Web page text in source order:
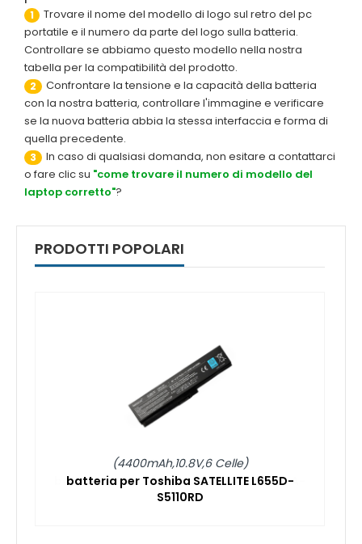
1
Trovare il nome del modello di logo sul retro del pc
portatile e il numero da parte del logo sulla batteria.
Controllare se abbiamo questo modello nella nostra
tabella per la compatibilità del prodotto.
2
Confrontare la tensione e la capacità della batteria
con la nostra batteria, controllare l'immagine e verificare
se la nuova batteria abbia la stessa interfaccia e forma di
quella precedente.
3
In caso di qualsiasi domanda, non esitare a contattarci
o fare clic su "come trovare il numero di modello del
laptop corretto"?
PRODOTTI POPOLARI
(4400mAh,10.8V,6 Celle)
batteria per Toshiba SATELLITE L655D-
S5110RD